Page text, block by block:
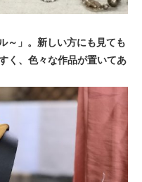
～」。新しい方にも見ても
く、色々な作品が置いてあ